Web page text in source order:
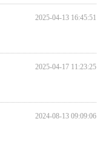
2025-04-13 16:45:51
2025-04-17 11:23:25
2024-08-13 09:09:06